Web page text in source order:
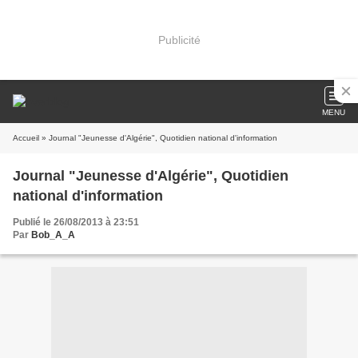
Publicité
MENU
Accueil » Journal "Jeunesse d'Algérie", Quotidien national d'information
Journal "Jeunesse d'Algérie", Quotidien
national d'information
Publié le 26/08/2013 à 23:51
Par Bob_A_A